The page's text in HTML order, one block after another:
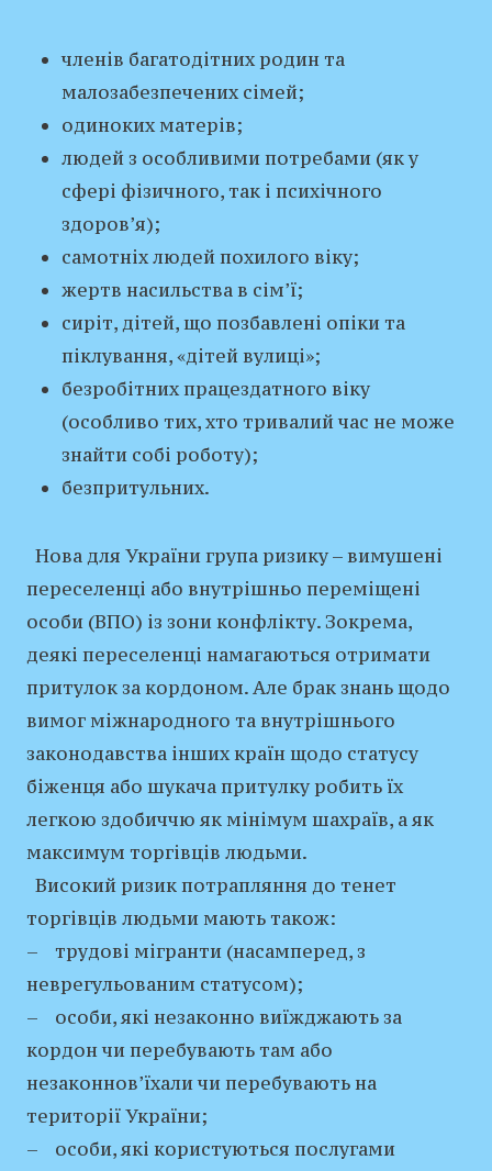
членів багатодітних родин та
малозабезпечених сімей;
одиноких матерів;
людей з особливими потребами (як у
сфері фізичного, так і психічного
здоров’я);
самотніх людей похилого віку;
жертв насильства в сім’ї;
сиріт, дітей, що позбавлені опіки та
піклування, «дітей вулиці»;
безробітних працездатного віку
(особливо тих, хто тривалий час не може
знайти собі роботу);
безпритульних.
Нова для України група ризику – вимушені
переселенці або внутрішньо переміщені
особи (ВПО) із зони конфлікту. Зокрема,
деякі переселенці намагаються отримати
притулок за кордоном. Але брак знань щодо
вимог міжнародного та внутрішнього
законодавства інших країн щодо статусу
біженця або шукача притулку робить їх
легкою здобиччю як мінімум шахраїв, а як
максимум торгівців людьми.
Високий ризик потрапляння до тенет
торгівців людьми мають також:
– трудові мігранти (насамперед, з
неврегульованим статусом);
– особи, які незаконно виїжджають за
кордон чи перебувають там або
незаконнов’їхали чи перебувають на
території України;
– особи, які користуються послугами